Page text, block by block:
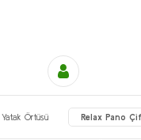
Örtüsü Relax Pano